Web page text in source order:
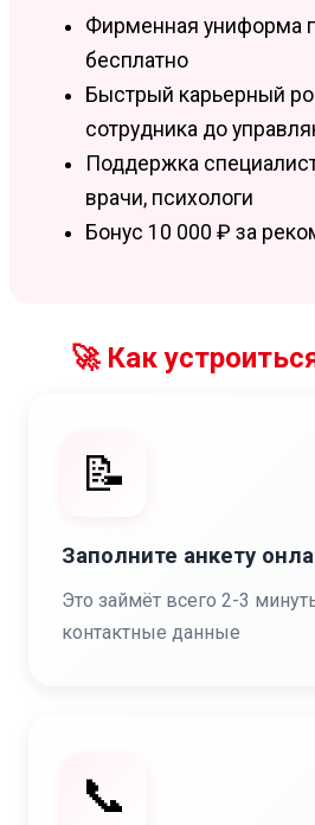
Фирменная униформа
бесплатно
Быстрый карьерный
сотрудника до
Поддержка
врачи, психологи
Бонус 10 000 ₽ за
🚀 Как
📝
Заполните анкету
Это займёт всего 2-3
контактные данные
📞